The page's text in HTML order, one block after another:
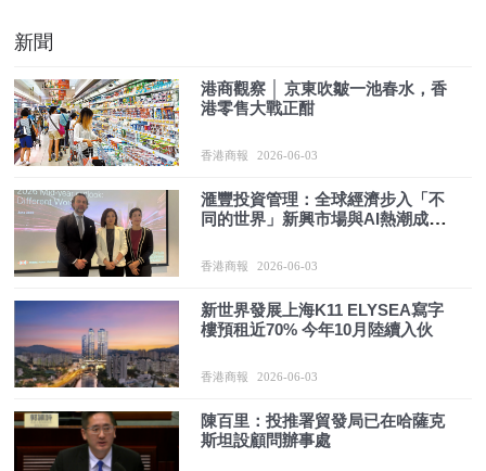
新聞
港商觀察 │ 京東吹皺一池春水，香
港零售大戰正酣
香港商報 2026-06-03
滙豐投資管理：全球經濟步入「不
同的世界」新興市場與AI熱潮成焦
香港商報 2026-06-03
新世界發展上海K11 ELYSEA寫字
樓預租近70% 今年10月陸續入伙
香港商報 2026-06-03
陳百里：投推署貿發局已在哈薩克
斯坦設顧問辦事處